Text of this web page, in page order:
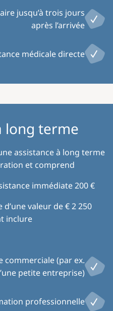
jusqu’à trois jours
après l’arrivée
médicale directe
long terme
assistance à long terme
et comprend :
€ 200 en espèces en guise d’assistance immédiate
valeur de € 2 250
inclure :
commerciale (par ex.
petite entreprise)
professionnelle